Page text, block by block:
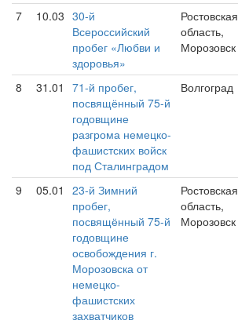
7 10.03 30-й
Всероссийский
пробег «Любви и
здоровья»
Ростовская
область,
Морозовск
8 31.01
71-й пробег,
посвящённый 75-й
годовщине
разгрома немецко-
фашистских войск
под Сталинградом
Волгоград
9 05.01
23-й Зимний
пробег,
посвящённый 75-й
годовщине
освобождения г.
Морозовска от
немецко-
фашистских
захватчиков
Ростовская
область,
Морозовск